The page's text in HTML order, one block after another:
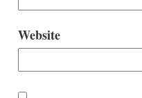
Website